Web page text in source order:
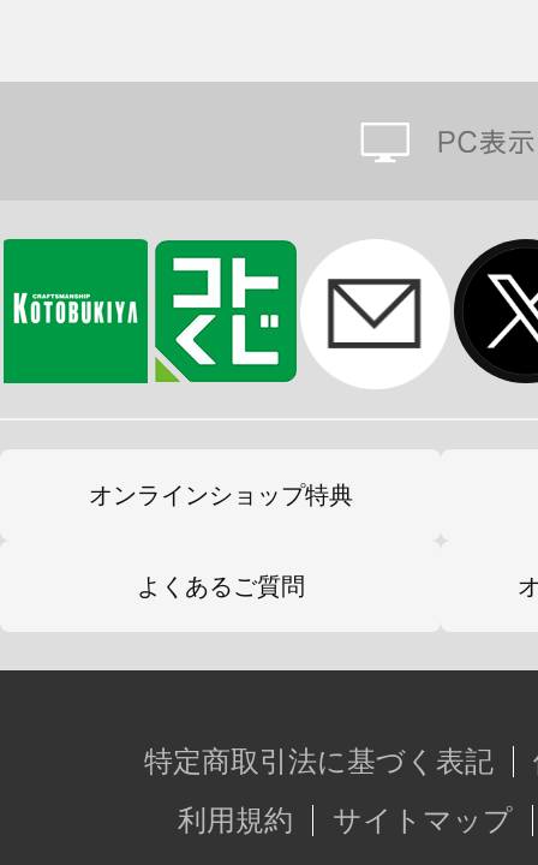
オンラインショップ特典
よくあるご質問
特定商取引法に基づく表記
利用規約
サイトマップ